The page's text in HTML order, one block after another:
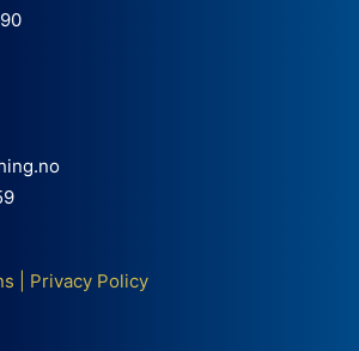
Privacy Policy